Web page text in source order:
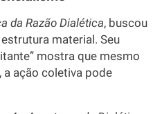
da Razão Dialética, buscou
material. Seu
mostra que mesmo
ação coletiva pode